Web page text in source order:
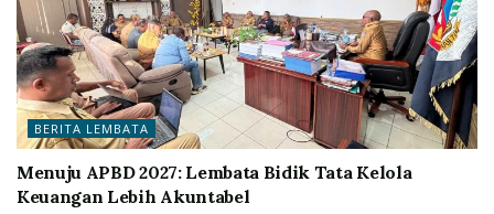
BERITA LEMBATA
Menuju APBD 2027: Lembata Bidik Tata Kelola
Keuangan Lebih Akuntabel